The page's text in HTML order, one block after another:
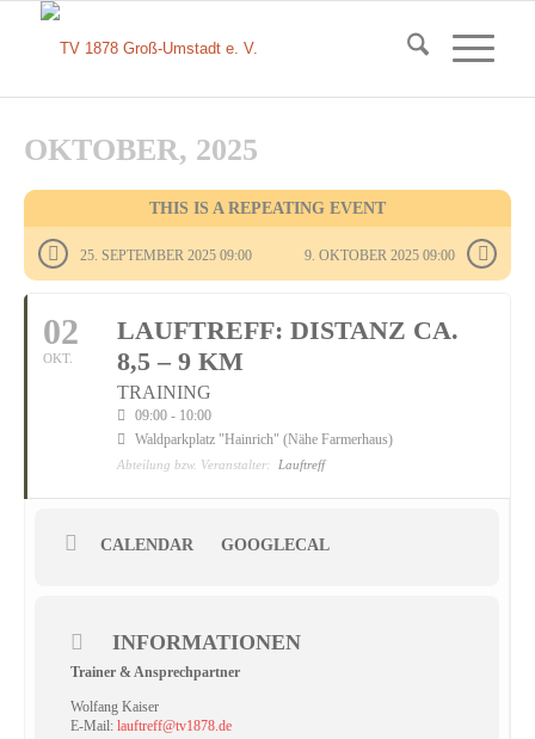
OKTOBER, 2025
THIS IS A REPEATING EVENT
25. SEPTEMBER 2025 09:00 9. OKTOBER 2025 09:00
02
OKT.
LAUFTREFF: DISTANZ CA.
8,5 – 9 KM
TRAINING
09:00 - 10:00
Waldparkplatz "Hainrich" (Nähe Farmerhaus)
Abteilung bzw. Veranstalter: Lauftreff
CALENDAR GOOGLECAL
INFORMATIONEN
Trainer & Ansprechpartner
Wolfang Kaiser
E-Mail: lauftreff@tv1878.de